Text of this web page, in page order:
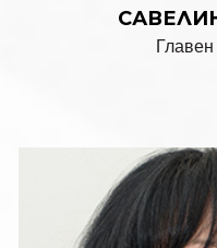
Главен